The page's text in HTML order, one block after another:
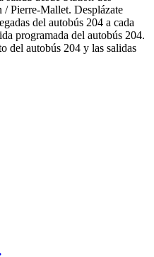
/ Pierre-Mallet. Desplázate
del autobús 204 a cada
programada del autobús 204.
del autobús 204 y las salidas